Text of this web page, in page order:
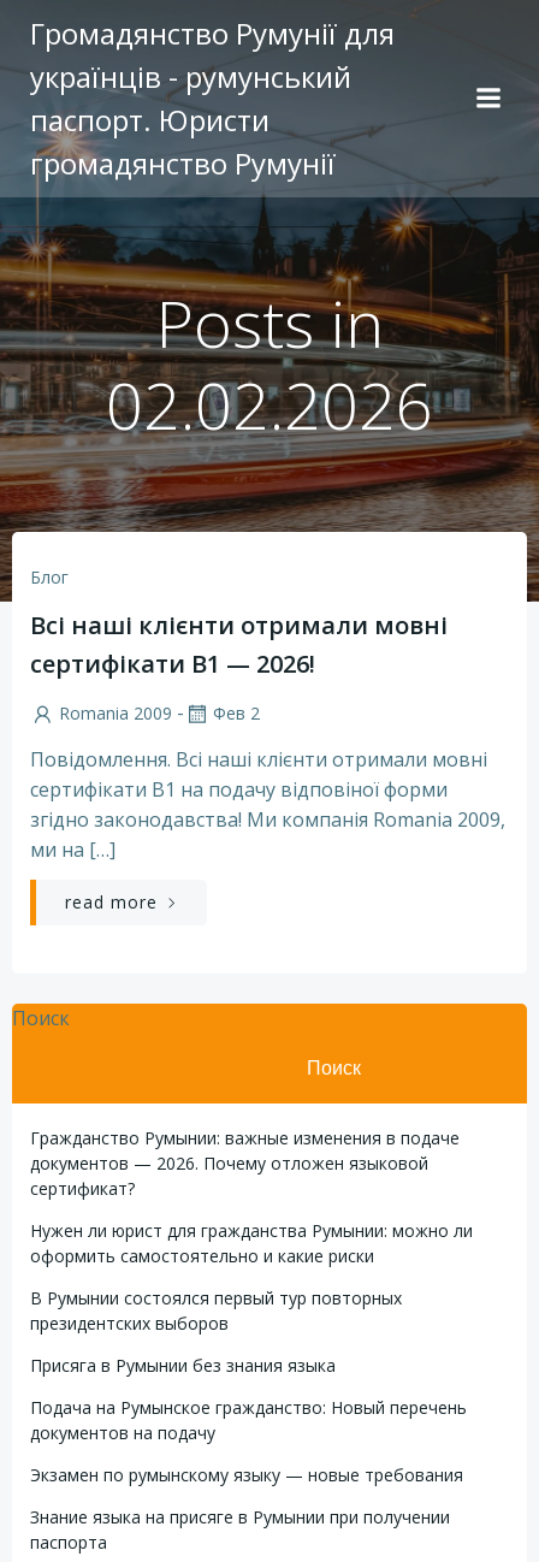
к
содержимому
Громадянство Румунії для
українців - румунський
паспорт. Юристи
громадянство Румунії
Posts in
02.02.2026
Блог
Всі наші клієнти отримали мовні
сертифікати B1 — 2026!
Romania 2009 - Фев 2
Повідомлення. Всі наші клієнти отримали мовні
сертифікати B1 на подачу відповіної форми
згідно законодавства! Ми компанія Romania 2009,
ми на […]
read more
Поиск
Поиск
Гражданство Румынии: важные изменения в подаче
документов — 2026. Почему отложен языковой
сертификат?
Нужен ли юрист для гражданства Румынии: можно ли
оформить самостоятельно и какие риски
В Румынии состоялся первый тур повторных
президентских выборов
Присяга в Румынии без знания языка
Подача на Румынское гражданство: Новый перечень
документов на подачу
Экзамен по румынскому языку — новые требования
Знание языка на присяге в Румынии при получении
паспорта